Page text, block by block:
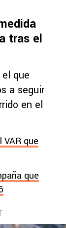
tras el
que
a seguir
en el
que
que